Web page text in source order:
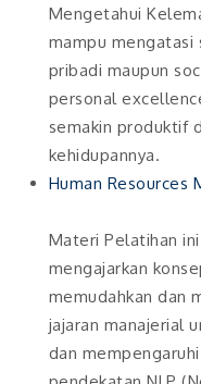
Mengetahui
mampu mengatasi
pribadi maupun
personal
semakin produktif
kehidupannya.
Human Resources
Materi Pelatihan
mengajarkan
memudahkan dan
jajaran manajerial
dan